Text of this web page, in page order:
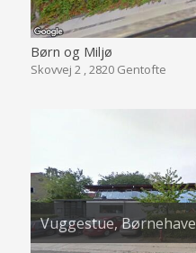
Børn og Miljø
Skovvej 2 , 2820 Gentofte
Vuggestue, Børnehave